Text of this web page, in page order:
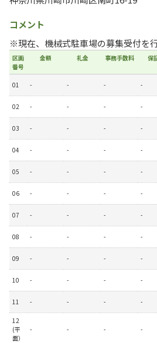
コメント
※現在、機械式駐車場の募集受付を行
区画
番号
金額 礼金 事務手数料 保
01 - - - -
02 - - - -
03 - - - -
04 - - - -
05 - - - -
06 - - - -
07 - - - -
08 - - - -
09 - - - -
10 - - - -
11 - - - -
12
(平
面）
- - - -